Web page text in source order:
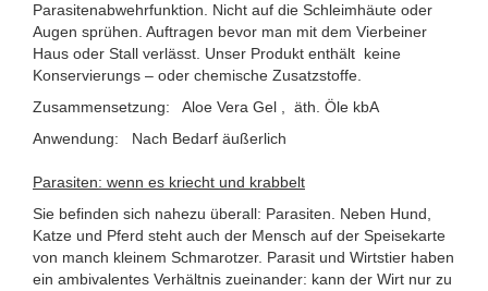
Parasitenabwehrfunktion. Nicht auf die Schleimhäute oder
Augen sprühen. Auftragen bevor man mit dem Vierbeiner
Haus oder Stall verlässt. Unser Produkt enthält keine
Konservierungs – oder chemische Zusatzstoffe.
Zusammensetzung: Aloe Vera Gel , äth. Öle kbA
Anwendung: Nach Bedarf äußerlich
Parasiten: wenn es kriecht und krabbelt
Sie befinden sich nahezu überall: Parasiten. Neben Hund,
Katze und Pferd steht auch der Mensch auf der Speisekarte
von manch kleinem Schmarotzer. Parasit und Wirtstier haben
ein ambivalentes Verhältnis zueinander: kann der Wirt nur zu